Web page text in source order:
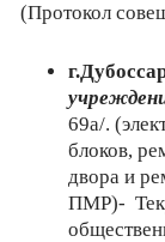
(Протокол
69а/.
блоков,
двора и
ПМР)-